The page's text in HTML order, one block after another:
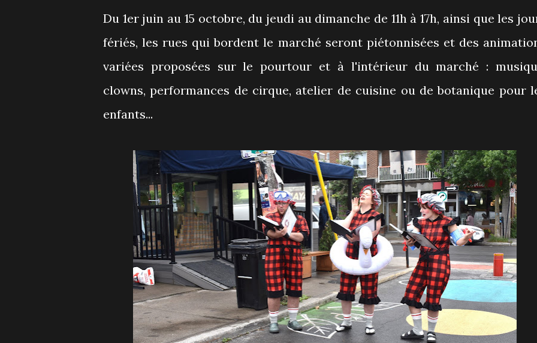
Du 1er juin au 15 octobre, du jeudi au dimanche de 11h à 17h, ainsi que les
fériés, les rues qui bordent le marché seront piétonnisées et des
variées proposées sur le pourtour et à l'intérieur du marché :
clowns, performances de cirque, atelier de cuisine ou de botanique pour
enfants...